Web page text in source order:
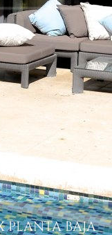
PLANTA BAJA